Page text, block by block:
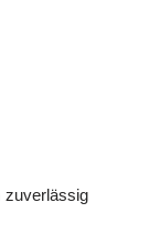
zuverlässig